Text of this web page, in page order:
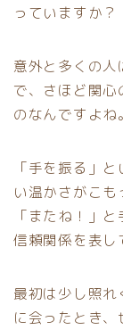
っていますか？
意外と多くの
で、さほど関
のなんですよね。
「手を振る」
い温かさがこも
「またね！」
信頼関係を表し
最初は少し照
に会ったとき